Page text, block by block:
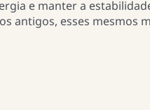
e manter a
esses mesmos